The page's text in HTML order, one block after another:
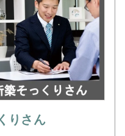
りさん